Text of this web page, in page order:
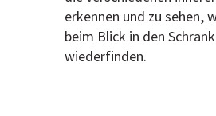
erkennen und zu sehen,
beim Blick in den
wiederfinden.